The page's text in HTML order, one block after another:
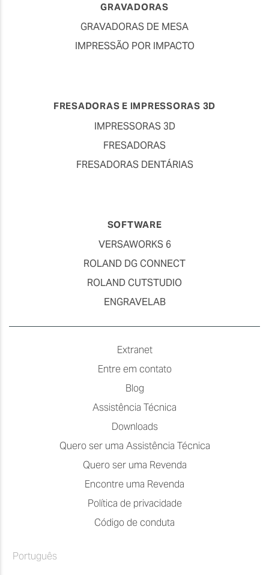
GRAVADORAS
GRAVADORAS DE MESA
IMPRESSÃO POR IMPACTO
FRESADORAS E IMPRESSORAS 3D
IMPRESSORAS 3D
FRESADORAS
FRESADORAS DENTÁRIAS
SOFTWARE
VERSAWORKS 6
ROLAND DG CONNECT
ROLAND CUTSTUDIO
ENGRAVELAB
Extranet
Entre em contato
Blog
Assistência Técnica
Downloads
Quero ser uma Assistência Técnica
Quero ser uma Revenda
Encontre uma Revenda
Política de privacidade
Código de conduta
Português